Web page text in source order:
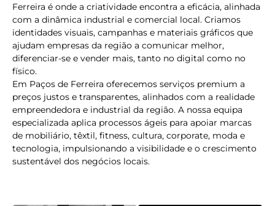
Ferreira é onde a criatividade encontra a eficácia, alinhada
com a dinâmica industrial e comercial local. Criamos
identidades visuais, campanhas e materiais gráficos que
ajudam empresas da região a comunicar melhor,
diferenciar-se e vender mais, tanto no digital como no
físico.
Em Paços de Ferreira oferecemos serviços premium a
preços justos e transparentes, alinhados com a realidade
empreendedora e industrial da região. A nossa equipa
especializada aplica processos ágeis para apoiar marcas
de mobiliário, têxtil, fitness, cultura, corporate, moda e
tecnologia, impulsionando a visibilidade e o crescimento
sustentável dos negócios locais.